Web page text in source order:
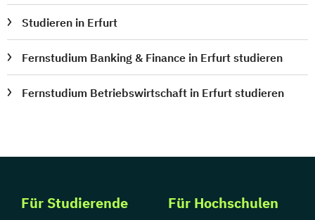
Studieren in Erfurt
Fernstudium Banking & Finance in Erfurt studieren
Fernstudium Betriebswirtschaft in Erfurt studieren
Für Studierende Für Hochschulen